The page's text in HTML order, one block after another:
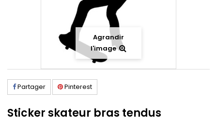
Agrandir
l'image
Partager Pinterest
Sticker skateur bras tendus